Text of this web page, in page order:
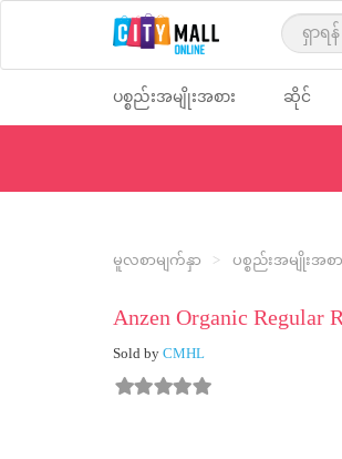
text.skipToContent
text.skipToNavigation
ပစ္စည်းအမျိုးအစား ဆိုင်
မူလစာမျက်နှာ ပစ္စည်းအမျိုးအစာ
Anzen Organic Regular
Sold byCMHL